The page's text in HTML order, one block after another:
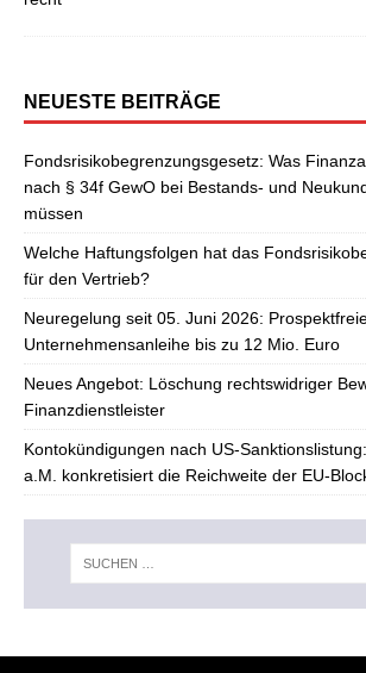
NEUESTE BEITRÄGE
Fondsrisikobegrenzungsgesetz: Was
nach § 34f GewO bei Bestands- und
müssen
Welche Haftungsfolgen hat das
für den Vertrieb?
Neuregelung seit 05. Juni 2026:
Unternehmensanleihe bis zu 12 Mio. Euro
Neues Angebot: Löschung rechtswidriger
Finanzdienstleister
Kontokündigungen nach US-
a.M. konkretisiert die Reichweite der EU-